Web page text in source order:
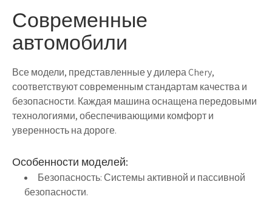
Современные
автомобили
Все модели, представленные у дилера Chery,
соответствуют современным стандартам качества и
безопасности. Каждая машина оснащена передовыми
технологиями, обеспечивающими комфорт и
уверенность на дороге.
Особенности моделей:
Безопасность:Системы активной и пассивной
безопасности.